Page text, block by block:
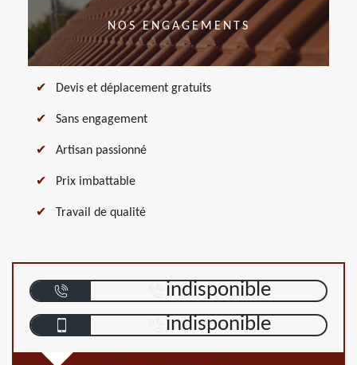
NOS ENGAGEMENTS
Devis et déplacement gratuits
Sans engagement
Artisan passionné
Prix imbattable
Travail de qualité
indisponible
indisponible